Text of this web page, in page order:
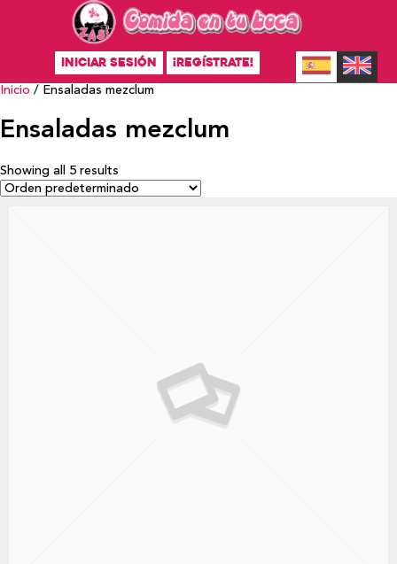
INICIAR SESIÓN ¡REGÍSTRATE!
Inicio / Ensaladas mezclum
Ensaladas mezclum
Showing all 5 results